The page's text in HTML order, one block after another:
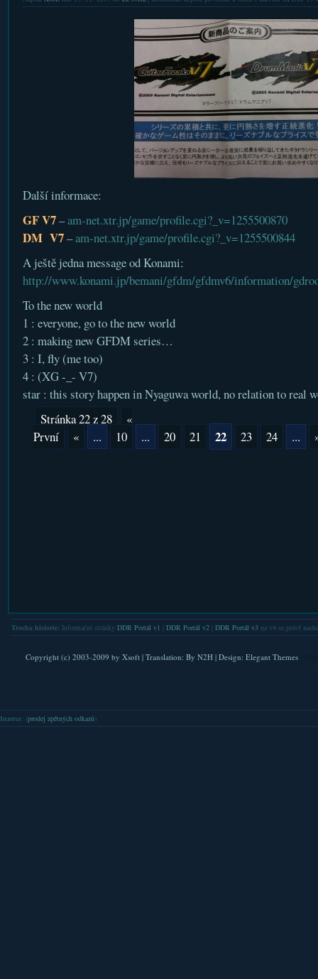
Další informace:
GF V7–am-net.xtr.jp/game/profile.cgi?_v=1255500870
DM V7–am-net.xtr.jp/game/profile.cgi?_v=1255500844
A ještě jedna message od Konami:
http://www.konami.jp/bemani/gfdm/gfdmv6/information/
To the new world
1 : everyone, go to the new world
2 : making new GFDM series…
3 : I, fly (me too)
4 : (XG -_- V7)
star : this story happen in Nyaguwa world, no relation to real
Stránka 22 z 28
«
První
« ... 10 ... 20 21 22 23 24 ...
Trocha historie: Informační stránky DDR Portál v1 DDR Portál v2| DDR Portál v3na v4 se právě
Copyright (c) 2003-2009 by Xsoft| Translation: By N2H| Design: Elegant Themes
Inzerce: (prodej zpětných odkazů )